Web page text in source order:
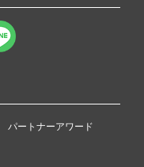
パートナーアワード